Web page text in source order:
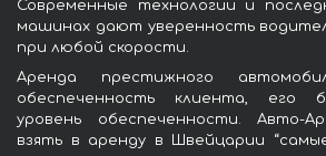
Современные технологии и
машинах дают уверенность
при любой скорости.
Аренда престижного
обеспеченность клиента, его
уровень обеспеченности. Авто-
взять в аренду в Швейцарии